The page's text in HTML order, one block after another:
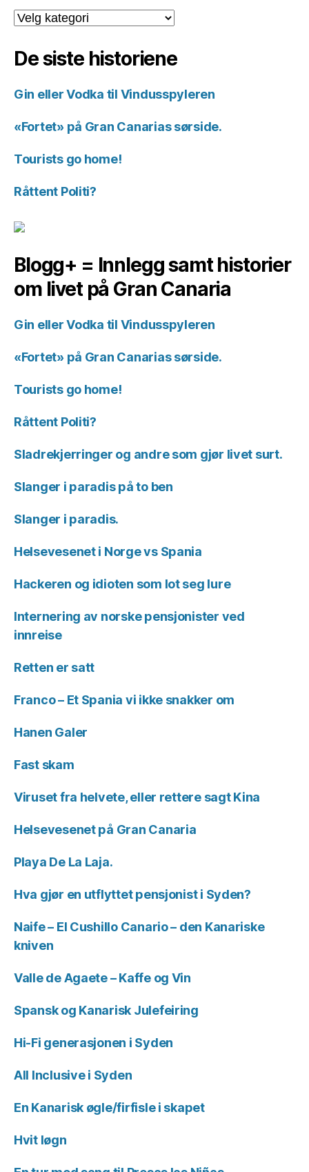
Kategorier
for
De siste historiene
Gin eller Vodka til Vindusspyleren
«Fortet» på Gran Canarias sørside.
Tourists go home!
Råttent Politi?
Blogg+ = Innlegg samt historier
om livet på Gran Canaria
Gin eller Vodka til Vindusspyleren
«Fortet» på Gran Canarias sørside.
Tourists go home!
Råttent Politi?
Sladrekjerringer og andre som gjør livet surt.
Slanger i paradis på to ben
Slanger i paradis.
Helsevesenet i Norge vs Spania
Hackeren og idioten som lot seg lure
Internering av norske pensjonister ved
innreise
Retten er satt
Franco – Et Spania vi ikke snakker om
Hanen Galer
Fast skam
Viruset fra helvete, eller rettere sagt Kina
Helsevesenet på Gran Canaria
Playa De La Laja.
Hva gjør en utflyttet pensjonist i Syden?
Naife – El Cushillo Canario – den Kanariske
kniven
Valle de Agaete – Kaffe og Vin
Spansk og Kanarisk Julefeiring
Hi-Fi generasjonen i Syden
All Inclusive i Syden
En Kanarisk øgle/firfisle i skapet
Hvit løgn